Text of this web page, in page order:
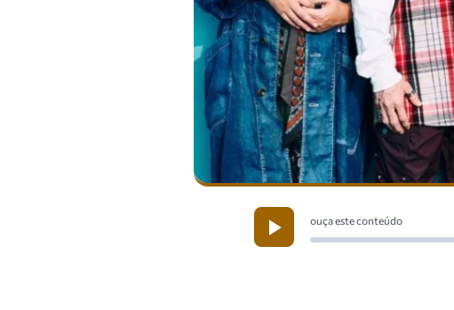
ouça este conteúdo